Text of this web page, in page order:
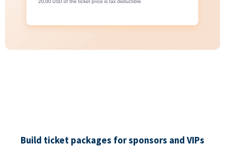
Build ticket packages for sponsors and VIPs